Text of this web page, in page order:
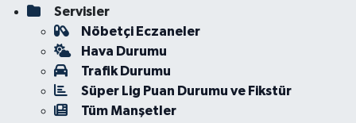
Servisler
Nöbetçi Eczaneler
Hava Durumu
Trafik Durumu
Süper Lig Puan Durumu ve Fikstür
Tüm Manşetler